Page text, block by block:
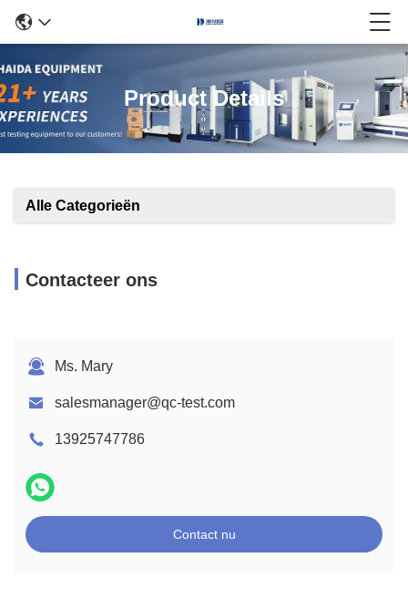
Product Details
Alle Categorieën
Contacteer ons
Ms. Mary
salesmanager@qc-test.com
13925747786
Contact nu